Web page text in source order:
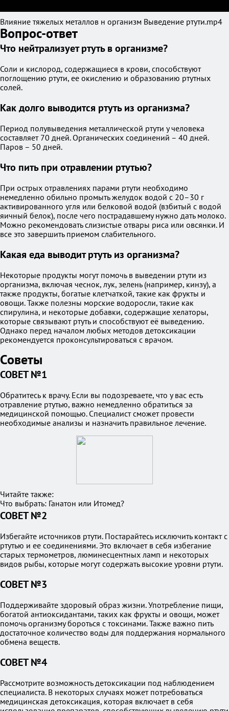
Влияние тяжелых металлов н организм Выведение ртути.mp4
Вопрос-ответ
Что нейтрализует ртуть в организме?
Соли и кислород, содержащиеся в крови, способствуют
поглощению ртути, ее окислению и образованию ртутных
солей.
Как долго выводится ртуть из организма?
Период полувыведения металлической ртути у человека
составляет 70 дней. Органических соединений – 40 дней.
Паров – 50 дней.
Что пить при отравлении ртутью?
При острых отравлениях парами ртути необходимо
немедленно обильно промыть желудок водой с 20–30 г
активированного угля или белковой водой (взбитый с водой
яичный белок), после чего пострадавшему нужно дать молоко.
Можно рекомендовать слизистые отвары риса или овсянки. И
все это завершить приемом слабительного.
Какая еда выводит ртуть из организма?
Некоторые продукты могут помочь в выведении ртути из
организма, включая чеснок, лук, зелень (например, кинзу), а
также продукты, богатые клетчаткой, такие как фрукты и
овощи. Также полезны морские водоросли, такие как
спирулина, и некоторые добавки, содержащие хелаторы,
которые связывают ртуть и способствуют её выведению.
Однако перед началом любых методов детоксикации
рекомендуется проконсультироваться с врачом.
Советы
СОВЕТ №1
Обратитесь к врачу. Если вы подозреваете, что у вас есть
отравление ртутью, важно немедленно обратиться за
медицинской помощью. Специалист сможет провести
необходимые анализы и назначить правильное лечение.
Читайте также:
Что выбрать: Ганатон или Итомед?
СОВЕТ №2
Избегайте источников ртути. Постарайтесь исключить контакт с
ртутью и ее соединениями. Это включает в себя избегание
старых термометров, люминесцентных ламп и некоторых
видов рыбы, которые могут содержать высокие уровни ртути.
СОВЕТ №3
Поддерживайте здоровый образ жизни. Употребление пищи,
богатой антиоксидантами, таких как фрукты и овощи, может
помочь организму бороться с токсинами. Также важно пить
достаточное количество воды для поддержания нормального
обмена веществ.
СОВЕТ №4
Рассмотрите возможность детоксикации под наблюдением
специалиста. В некоторых случаях может потребоваться
медицинская детоксикация, которая включает в себя